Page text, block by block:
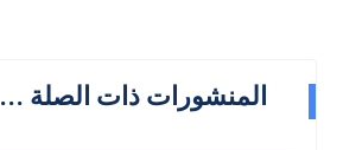
المنشورات ذات الصلة ...